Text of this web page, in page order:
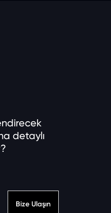
detaylı
Bize Ulaşın